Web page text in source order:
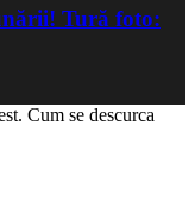
Tură foto:
Cum se descurca